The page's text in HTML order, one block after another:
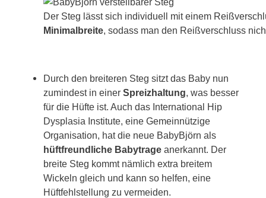
Der Steg lässt sich individuell mit einem
Minimalbreite, sodass man den Reißverschluss
Durch den breiteren Steg sitzt das Baby nun
zumindest in einerSpreizhaltung, was besser
für die Hüfte ist. Auch das International Hip
Dysplasia Institute, eine Gemeinnützige
Organisation, hat die neue BabyBjörn als
hüftfreundliche Babytrage anerkannt. Der
breite Steg kommt nämlich extra breitem
Wickeln gleich und kann so helfen, eine
Hüftfehlstellung zu vermeiden.